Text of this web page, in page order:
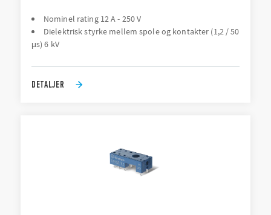
Nominel rating 12 A - 250 V
Dielektrisk styrke mellem spole og kontakter (1,2 / 50
μs) 6 kV
DETALJER